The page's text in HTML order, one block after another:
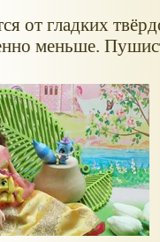
от гладких
меньше.